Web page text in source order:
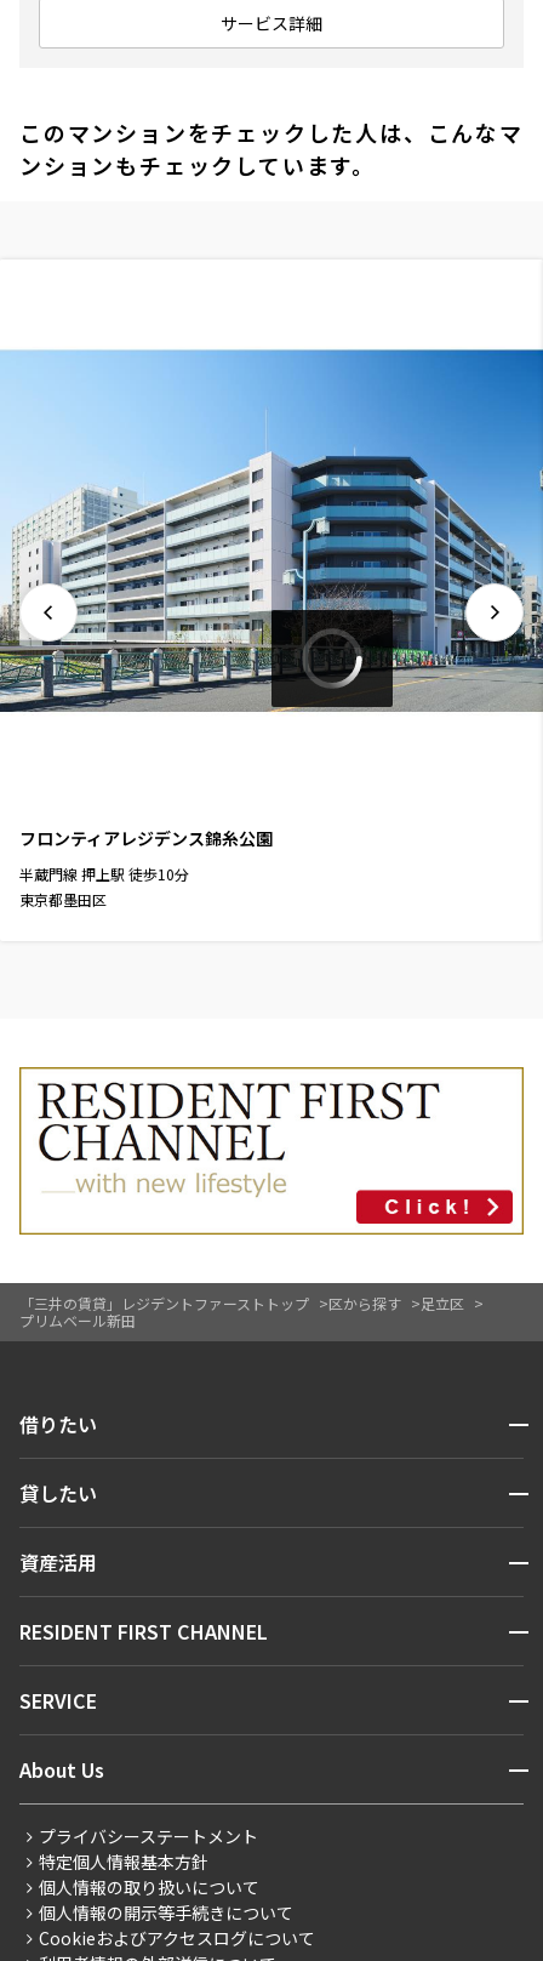
「三井の賃貸」レジデントファーストトップ 区から探す
足立区
プリムベール新田
サービス詳細
このマンションをチェックした人は、こんなマ
ンションもチェックしています。
フロンティアレジデンス錦糸公園
半蔵門線 押上駅 徒歩10分
東京都墨田区
借りたい 開閉
人気エリアから探す
新着情報から探す
新着募集情報
こだわりから探す
こだわり一覧
プレミアムマンション
新築
貸したい 開閉
お問い合わせ
資産活用 開閉
お問い合わせ
RESIDENT FIRST CHANNEL 開閉
マンションレポート
住まいのコラム
SERVICE 開閉
会員ページ
ご入居・提携サービス
お部屋探しからご契約まで
よくあるご質問
About Us 開閉
会社情報
事業案内
採用情報
プライバシーステートメント
特定個人情報基本方針
個人情報の取り扱いについて
個人情報の開示等手続きについて
Cookieおよびアクセスログについて